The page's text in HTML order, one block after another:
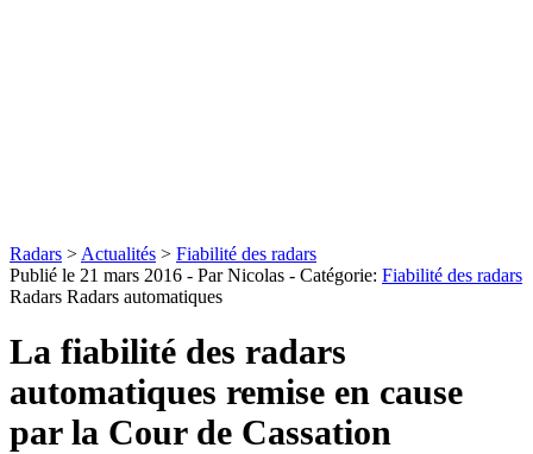
Radars > Actualités > Fiabilité des radars
Publié le 21 mars 2016 - Par Nicolas - Catégorie: Fiabilité des radars
Radars Radars automatiques
La fiabilité des radars
automatiques remise en cause
par la Cour de Cassation